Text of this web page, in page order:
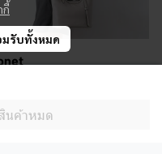
นค้าหมด
กี้
มรับทั้งหมด